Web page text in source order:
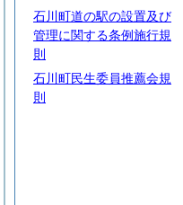
石川町道の駅の設置及び
管理に関する条例施行規
則
石川町民生委員推薦会規
則